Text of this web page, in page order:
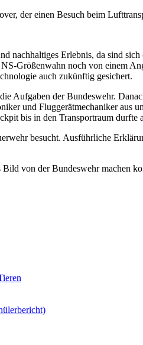
der einen Besuch beim
nachhaltiges Erlebnis, da sind
Größenwahn noch von einem
auch zukünftig gesichert.
Aufgaben der Bundeswehr.
und Fluggerätmechaniker aus
bis in den Transportraum durfte
besucht. Ausführliche
von der Bundeswehr machen